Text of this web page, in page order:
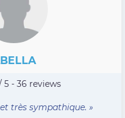
5 - 36 reviews
très sympathique. »